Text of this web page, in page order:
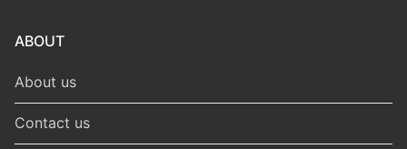
ABOUT
About us
Contact us